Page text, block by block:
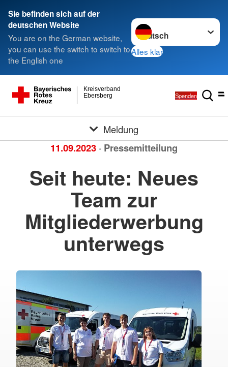
Sie befinden sich auf der
deutschen Website
You are on the German website,
you can use the switch to switch to
the English one
Sprache wechseln zu
Alles klar
Ebersberg
Kreisverband
Spenden
Meldung
11.09.2023 · Pressemitteilung
Seit heute: Neues
Team zur
Mitgliederwerbung
unterwegs